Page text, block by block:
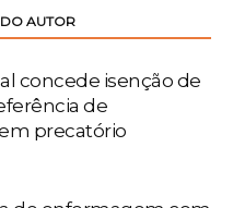
AUTOR
concede isenção de
de
precatório